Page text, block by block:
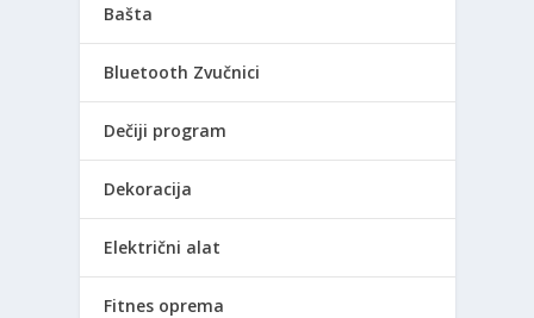
Bašta
Bluetooth Zvučnici
Dečiji program
Dekoracija
Električni alat
Fitnes oprema